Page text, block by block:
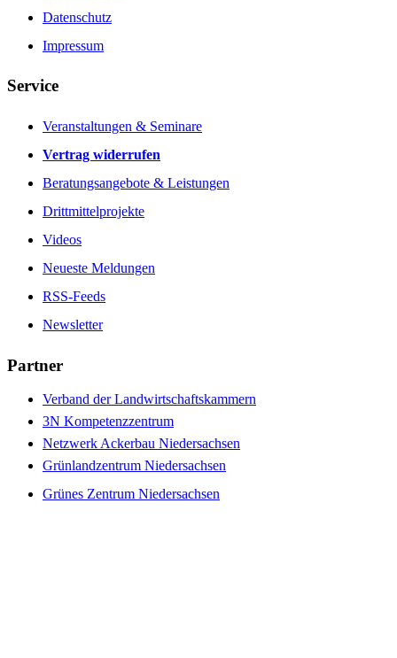
Datenschutz
Impressum
Service
Veranstaltungen & Seminare
Vertrag widerrufen
Beratungsangebote & Leistungen
Drittmittelprojekte
Videos
Neueste Meldungen
RSS-Feeds
Newsletter
Partner
Verband der Landwirtschaftskammern
3N Kompetenzzentrum
Netzwerk Ackerbau Niedersachsen
Grünlandzentrum Niedersachsen
Grünes Zentrum Niedersachsen